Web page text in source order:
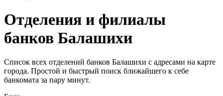
Отделения и филиалы
банков Балашихи
Список всех отделений банков Балашихи с адресами на карте
города. Простой и быстрый поиск ближайшего к себе
банкомата за пару минут.